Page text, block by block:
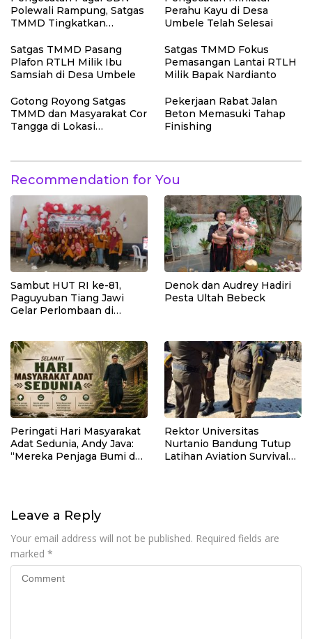
Polewali Rampung, Satgas
TMMD Tingkatkan
Perahu Kayu di Desa
Umbele Telah Selesai
Satgas TMMD Pasang
Plafon RTLH Milik Ibu
Samsiah di Desa Umbele
Satgas TMMD Fokus
Pemasangan Lantai RTLH
Milik Bapak Nardianto
Gotong Royong Satgas
TMMD dan Masyarakat Cor
Tangga di Lokasi
Pekerjaan Rabat Jalan
Beton Memasuki Tahap
Finishing
Recommendation for You
Sambut HUT RI ke-81,
Paguyuban Tiang Jawi
Gelar Perlombaan di
Denok dan Audrey Hadiri
Pesta Ultah Bebeck
Peringati Hari Masyarakat
Adat Sedunia, Andy Java:
“Mereka Penjaga Bumi dan
Rektor Universitas
Nurtanio Bandung Tutup
Latihan Aviation Survival
Leave a Reply
Your email address will not be published. Required fields are
marked *